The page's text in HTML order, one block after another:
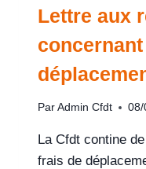
Lettre aux
Par Admin Cfdt 08/
La Cfdt contine
frais de